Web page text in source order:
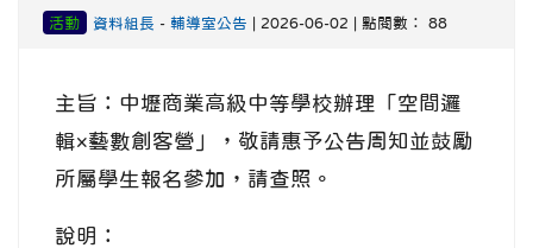
活動 資料組長 - 輔導室公告 | 2026-06-02 | 點閱數： 88
主旨：中壢商業高級中等學校辦理「空間邏
輯×藝數創客營」，敬請惠予公告周知並鼓勵
所屬學生報名參加，請查照。
說明：